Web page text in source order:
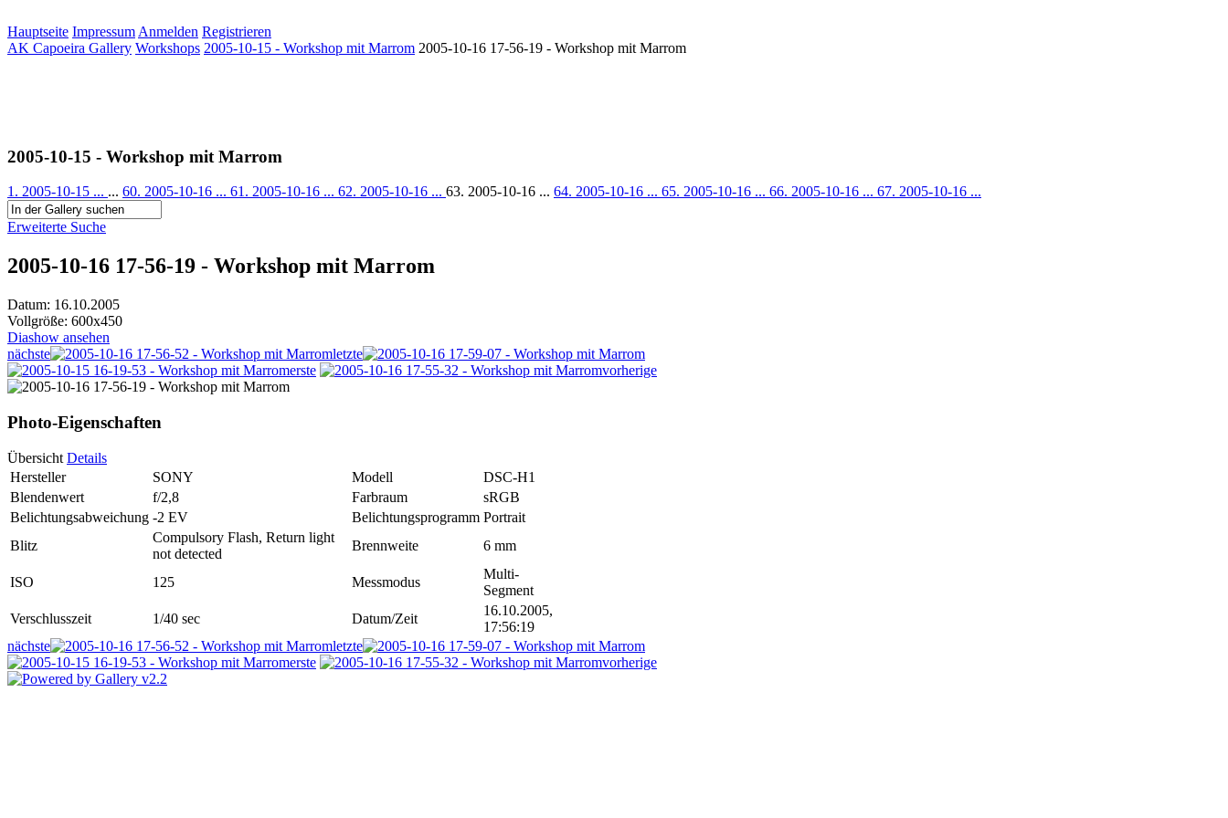
Hauptseite Impressum Anmelden Registrieren
AK Capoeira Gallery Workshops 2005-10-15 - Workshop mit Marrom 2005-10-16 17-56-19 - Workshop mit Marrom
2005-10-15 - Workshop mit Marrom
1. 2005-10-15 ... ... 60. 2005-10-16 ... 61. 2005-10-16 ... 62. 2005-10-16 ... 63. 2005-10-16 ... 64. 2005-10-16 ... 65. 2005-10-16 ... 66. 2005-10-16 ... 67. 2005-10-16 ...
Erweiterte Suche
2005-10-16 17-56-19 - Workshop mit Marrom
Datum: 16.10.2005
Vollgröße: 600x450
Diashow ansehen
nächste
letzte
erste
vorherige
Photo-Eigenschaften
Übersicht Details
Hersteller
SONY Modell
DSC-H1
Blendenwert
f/2,8 Farbraum
sRGB
Belichtungsabweichung -2 EV Belichtungsprogramm Portrait
Blitz
Compulsory Flash, Return light
not detected
Brennweite 6 mm
ISO 125 Messmodus
Multi-
Segment
Verschlusszeit
1/40 sec Datum/Zeit
16.10.2005,
17:56:19
nächste
letzte
erste
vorherige